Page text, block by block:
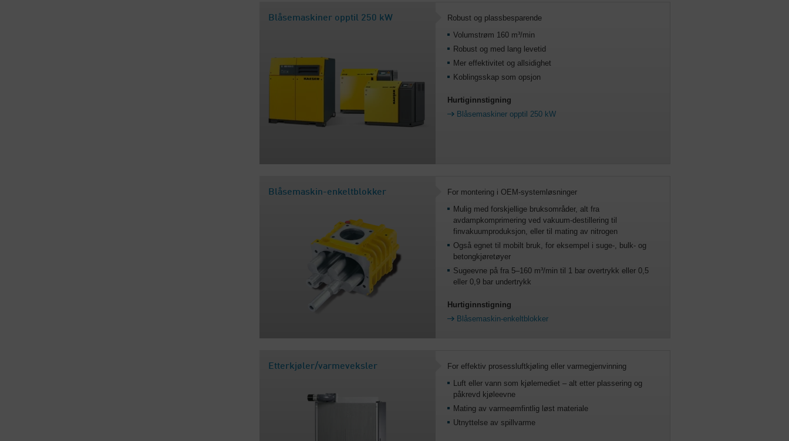
Blåsemaskiner opptil 250 kW
Robust og plassbesparende
Volumstrøm 160 m³/min
Robust og med lang levetid
Mer effektivitet og allsidighet
Koblingsskap som opsjon
Hurtiginnstigning
Blåsemaskiner opptil 250 kW
Blåsemaskin-enkeltblokker
For montering i OEM-systemløsninger
Mulig med forskjellige bruksområder, alt fra
avdampkomprimering ved vakuum-destillering til
finvakuumproduksjon, eller til mating av nitrogen
Også egnet til mobilt bruk, for eksempel i suge-, bulk- og
betongkjøretøyer
Sugeevne på fra 5–160 m³/min til 1 bar overtrykk eller 0,5
eller 0,9 bar undertrykk
Hurtiginnstigning
Blåsemaskin-enkeltblokker
Etterkjøler/varmeveksler
For effektiv prosessluftkjøling eller varmegjenvinning
Luft eller vann som kjølemediet – alt etter plassering og
påkrevd kjøleevne
Mating av varmeømfintlig løst materiale
Utnyttelse av spillvarme